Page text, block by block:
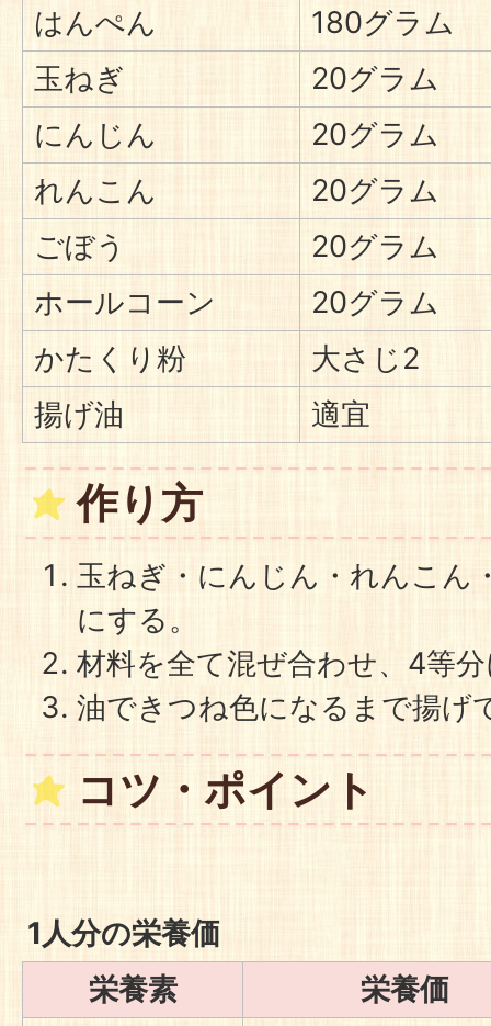
はんぺん
180グラム
玉ねぎ
20グラム
にんじん
20グラム
れんこん
20グラム
ごぼう
20グラム
ホールコーン
20グラム
かたくり粉
大さじ2
揚げ油
適宜
作り方
玉ねぎ・にんじん・れんこん
にする。
材料を全て混ぜ合わせ、4等
油できつね色になるまで揚げ
コツ・ポイント
1人分の栄養価
栄養素
栄養価